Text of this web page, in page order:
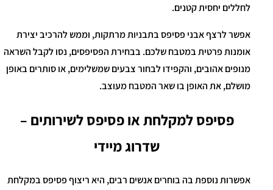
לחללים יחסית קטנים.
אפשר לרצף אבני פסיפס בתבניות מרתקות, וממש להרכיב יצירת
אומנות פרטית במטבח שלכם. בבחירת הפסיפסים, נסו לקבל השראה
מנופים אהובים, והקפידו לבחור צבעים שמשלימים, או סותרים באופן
מושלם, את האופן בו שאר המטבח מעוצב.
פסיפס למקלחת או פסיפס לשירותים –
שדרוג מיידי
אפשרות נוספת בה בוחרים אנשים רבים, היא ריצוף פסיפס במקלחת